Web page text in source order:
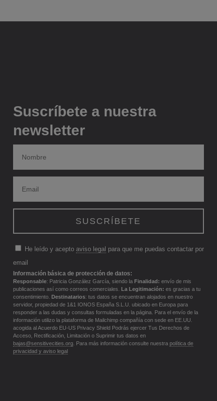
Suscríbete a nuestra
newsletter
He leído y acepto aviso legal para que me puedas contactar por
email
Información básica de protección de datos:
Responsable: Patricia González García, siendo la Finalidad: envío de mis
publicaciones así como correos comerciales. La Legitimación: es gracias a tu
consentimiento. Destinatarios: tus datos se encuentran alojados en nuestro
servidor, propiedad de 1&1 IONOS España S.L.U. ubicado en Europa para
responder a las dudas y consultas formuladas en la página. Para el envío de la
información utilizo la plataforma de Mailchimp compañía con sede en EE.UU.
acogida al Acuerdo EU-US Privacy Shield Podrás ejercer Tus Derechos de
Acceso, Rectificación, Limitación o Suprimir tus datos en
bajas@sensitivecities.org. Para más información consulte nuestra política de
privacidad y aviso legal